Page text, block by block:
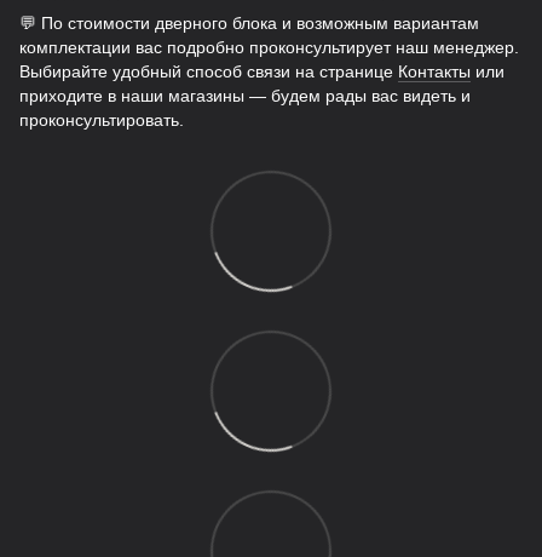
💬 По стоимости дверного блока и возможным вариантам
комплектации вас подробно проконсультирует наш менеджер.
Выбирайте удобный способ связи на странице Контакты или
приходите в наши магазины — будем рады вас видеть и
проконсультировать.